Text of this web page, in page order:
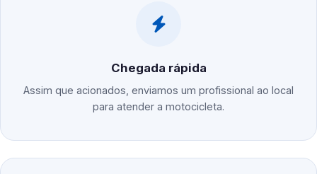
Chegada rápida
Assim que acionados, enviamos um profissional ao local
para atender a motocicleta.